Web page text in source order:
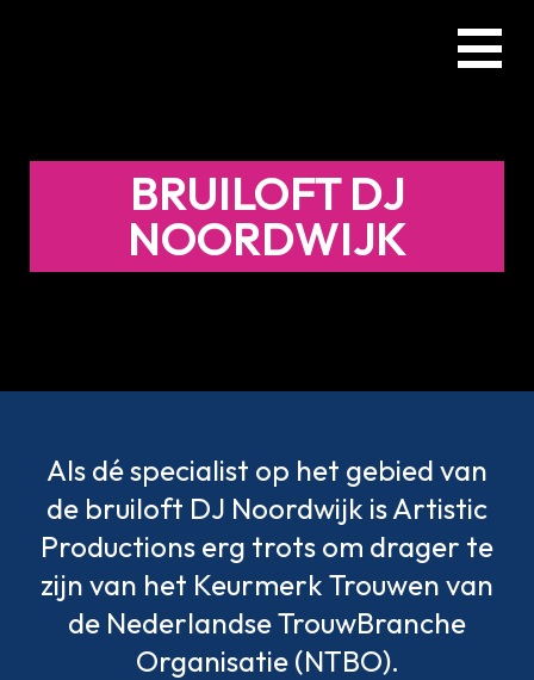
Menu
BRUILOFT DJ
NOORDWIJK
Als dé specialist op het gebied van
de bruiloft DJ Noordwijk is Artistic
Productions erg trots om drager te
zijn van het Keurmerk Trouwen van
de Nederlandse TrouwBranche
Organisatie (NTBO).